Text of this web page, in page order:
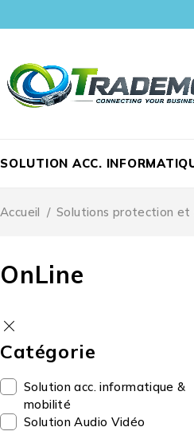
SOLUTION ACC.
OnLine
Accueil / Solutions protection et
Catégorie
Solution acc. informatique &
mobilité
Solution Audio Vidéo